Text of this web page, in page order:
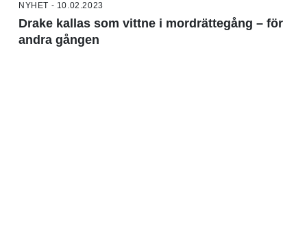
NYHET - 10.02.2023
Drake kallas som vittne i mordrättegång – för
andra gången